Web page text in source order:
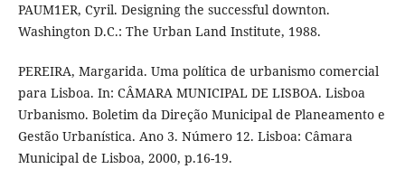
PAUM1ER, Cyril. Designing the successful downton.
Washington D.C.: The Urban Land Institute, 1988.
PEREIRA, Margarida. Uma política de urbanismo comercial
para Lisboa. In: CÂMARA MUNICIPAL DE LISBOA. Lisboa
Urbanismo. Boletim da Direção Municipal de Planeamento e
Gestão Urbanística. Ano 3. Número 12. Lisboa: Câmara
Municipal de Lisboa, 2000, p.16-19.